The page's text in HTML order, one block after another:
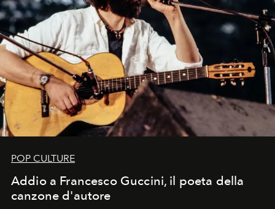
POP CULTURE
Addio a Francesco Guccini, il poeta della
canzone d'autore